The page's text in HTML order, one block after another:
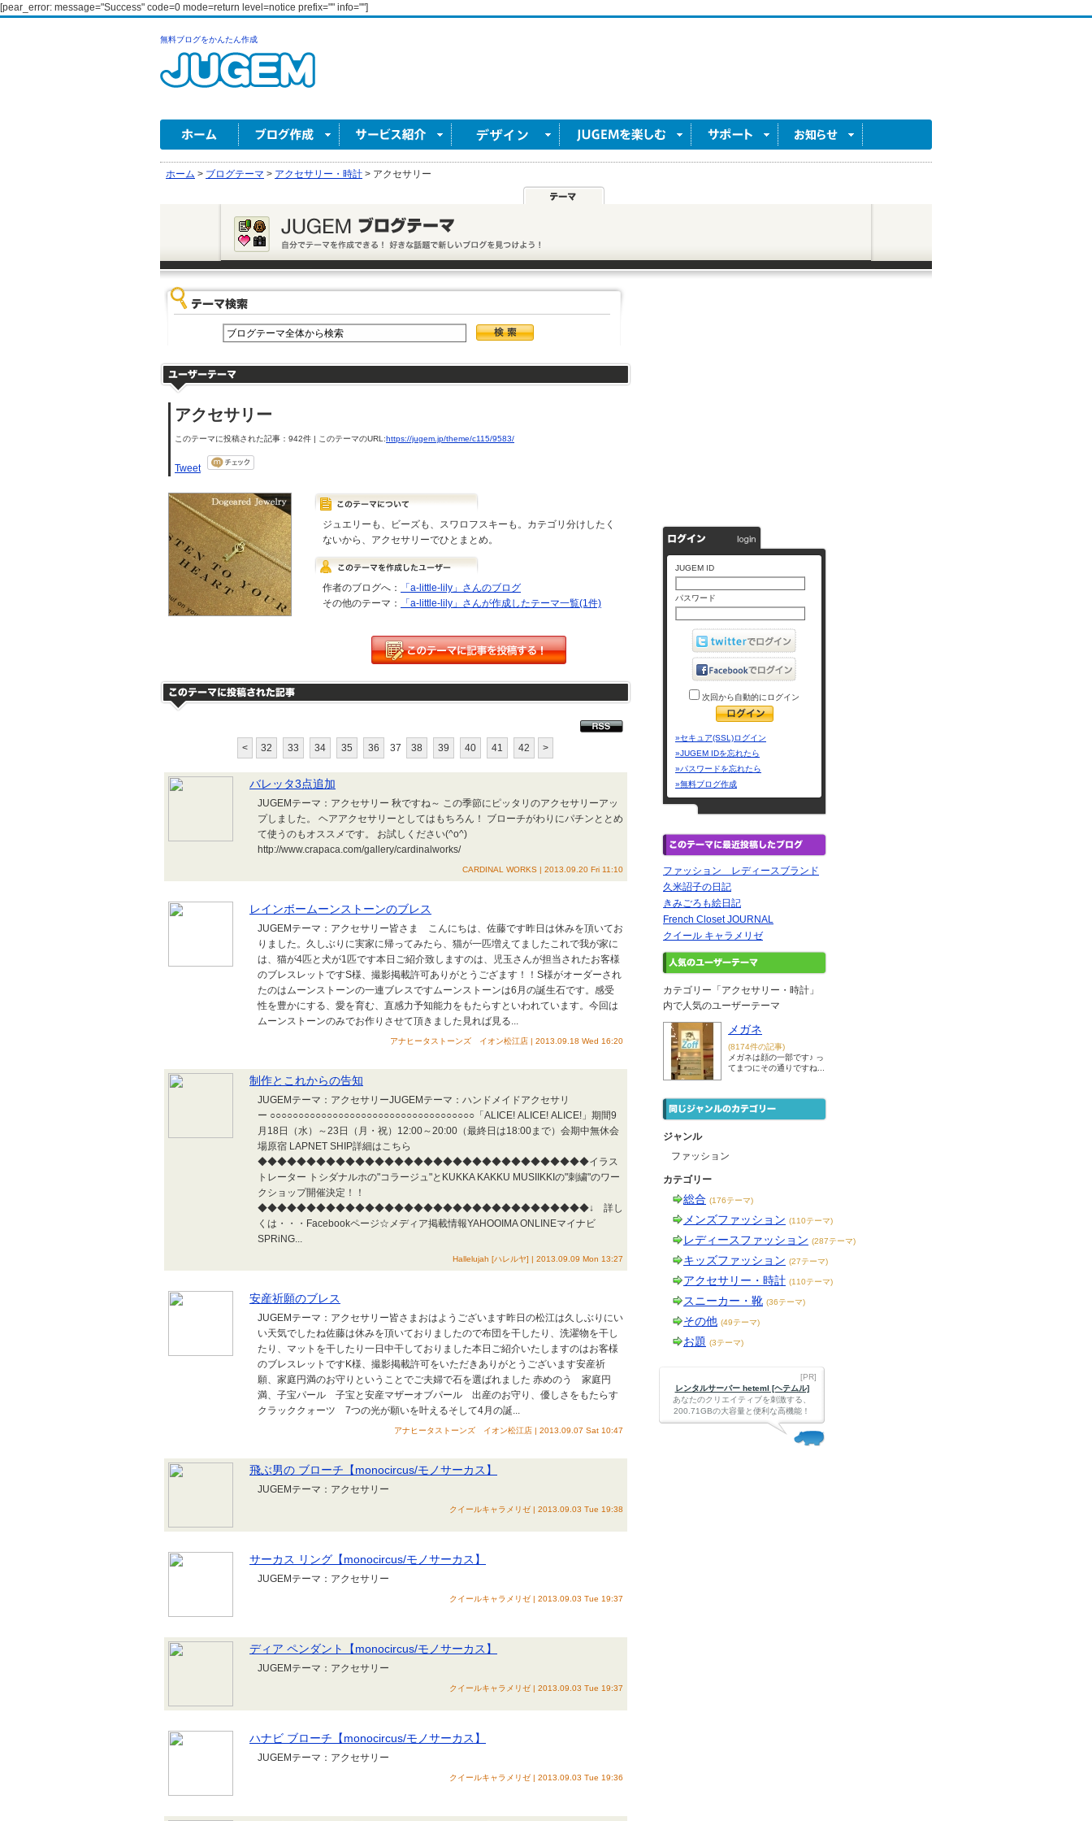
[pear_error: message="Success" code=0 mode=return level=notice prefix="" info=""]
無料ブログをかんたん作成
ホーム > ブログテーマ > アクセサリー・時計 > アクセサリー
アクセサリー
このテーマに投稿された記事：942件 | このテーマのURL:https://jugem.jp/theme/c115/9583/
Tweet
ジュエリーも、ビーズも、スワロフスキーも。カテゴリ分けしたく
ないから、アクセサリーでひとまとめ。
作者のブログへ：
「a-little-lily」さんのブログ
その他のテーマ：
「a-little-lily」さんが作成したテーマ一覧(1件)
< 32 33 34 35 36 37 38 39 40 41 42 >
バレッタ3点追加
JUGEMテーマ：アクセサリー 秋ですね～ この季節にピッタリのアクセサリーアッ
プしました。 ヘアアクセサリーとしてはもちろん！ ブローチがわりにパチンととめ
て使うのもオススメです。 お試しください(^o^)
http://www.crapaca.com/gallery/cardinalworks/
CARDINAL WORKS | 2013.09.20 Fri 11:10
レインボームーンストーンのブレス
JUGEMテーマ：アクセサリー皆さま こんにちは、佐藤です昨日は休みを頂いてお
りました。久しぶりに実家に帰ってみたら、猫が一匹増えてましたこれで我が家に
は、猫が4匹と犬が1匹です本日ご紹介致しますのは、児玉さんが担当されたお客様
のブレスレットですS様、撮影掲載許可ありがとうござます！！S様がオーダーされ
たのはムーンストーンの一連ブレスですムーンストーンは6月の誕生石です。感受
性を豊かにする、愛を育む、直感力予知能力をもたらすといわれています。今回は
ムーンストーンのみでお作りさせて頂きました見れば見る...
アナヒータストーンズ イオン松江店 | 2013.09.18 Wed 16:20
制作とこれからの告知
JUGEMテーマ：アクセサリーJUGEMテーマ：ハンドメイドアクセサリ
ー ○○○○○○○○○○○○○○○○○○○○○○○○○○○○○○○○○○○○「ALICE! ALICE! ALICE!」期間9
月18日（水）～23日（月・祝）12:00～20:00（最終日は18:00まで）会期中無休会
場原宿 LAPNET SHIP詳細はこちら
◆◆◆◆◆◆◆◆◆◆◆◆◆◆◆◆◆◆◆◆◆◆◆◆◆◆◆◆◆◆◆◆◆◆イラス
トレーター トシダナルホの"コラージュ"とKUKKA KAKKU MUSIIKKIの"刺繍"のワー
クショップ開催決定！！
◆◆◆◆◆◆◆◆◆◆◆◆◆◆◆◆◆◆◆◆◆◆◆◆◆◆◆◆◆◆◆◆◆◆↓ 詳し
くは・・・Facebookページ☆メディア掲載情報YAHOOIMA ONLINEマイナビ
SPRiNG...
Hallelujah [ハレルヤ] | 2013.09.09 Mon 13:27
安産祈願のブレス
JUGEMテーマ：アクセサリー皆さまおはようございます昨日の松江は久しぶりにい
い天気でしたね佐藤は休みを頂いておりましたので布団を干したり、洗濯物を干し
たり、マットを干したり一日中干しておりました本日ご紹介いたしますのはお客様
のブレスレットですK様、撮影掲載許可をいただきありがとうございます安産祈
願、家庭円満のお守りということでご夫婦で石を選ばれました 赤めのう 家庭円
満、子宝パール 子宝と安産マザーオブパール 出産のお守り、優しさをもたらす
クラッククォーツ 7つの光が願いを叶えるそして4月の誕...
アナヒータストーンズ イオン松江店 | 2013.09.07 Sat 10:47
飛ぶ男の ブローチ【monocircus/モノサーカス】
JUGEMテーマ：アクセサリー
クイールキャラメリゼ | 2013.09.03 Tue 19:38
サーカス リング【monocircus/モノサーカス】
JUGEMテーマ：アクセサリー
クイールキャラメリゼ | 2013.09.03 Tue 19:37
ディア ペンダント【monocircus/モノサーカス】
JUGEMテーマ：アクセサリー
クイールキャラメリゼ | 2013.09.03 Tue 19:37
ハナビ ブローチ【monocircus/モノサーカス】
JUGEMテーマ：アクセサリー
クイールキャラメリゼ | 2013.09.03 Tue 19:36
JUGEM ID
パスワード
次回から自動的にログイン
»セキュア(SSL)ログイン
»JUGEM IDを忘れたら
»パスワードを忘れたら
»無料ブログ作成
ファッション レディースブランド
久米詔子の日記
きみごろも絵日記
French Closet JOURNAL
クイール キャラメリゼ
カテゴリー「アクセサリー・時計」
内で人気のユーザーテーマ
メガネ
(8174件の記事)
メガネは顔の一部です♪ っ
てまつにその通りですね...
ジャンル
ファッション
カテゴリー
総合 (176テーマ)
メンズファッション (110テーマ)
レディースファッション (287テーマ)
キッズファッション (27テーマ)
アクセサリー・時計 (110テーマ)
スニーカー・靴 (36テーマ)
その他 (49テーマ)
お題 (3テーマ)
[PR]
レンタルサーバー heteml [ヘテムル]
あなたのクリエイティブを刺激する、
200.71GBの大容量と便利な高機能！